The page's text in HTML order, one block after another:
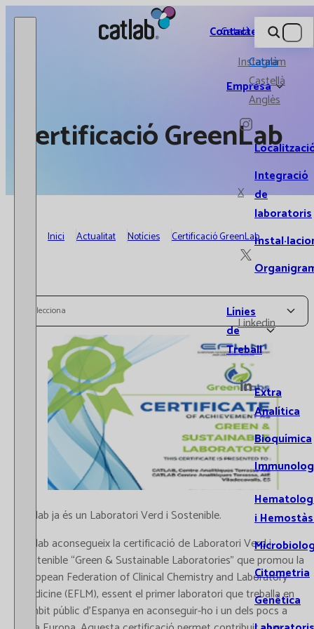
Catlab.
Empresa
Integració
de
laboratoris
Línies
de
Treball
Extra
Analítica
Bioquímica
i
Citometria
Genètica
Contacte
Instagram
X
Linkedin
Català
Català
Castellà
Anglès
Certificació GreenLab
Inici Actualitat Notícies Certificació GreenLab
Selecciona
Catlab ja és un Laboratori Verd i Sostenible.
Catlab aconsegueix la certificació de Laboratori Verd i
Sostenible “Green & Sustainable Laboratories” que promou la
European Federation of Clinical Chemistry and Laboratory
Medicine (EFLM), essent el primer laboratori que treballa en
l’àmbit públic d’Espanya en aconseguir-ho i un dels pocs a